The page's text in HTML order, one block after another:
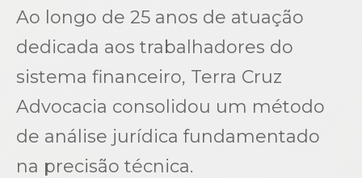
Ao longo de 25 anos de atuação
dedicada aos trabalhadores do
sistema financeiro, Terra Cruz
Advocacia consolidou um método
de análise jurídica fundamentado
na precisão técnica.